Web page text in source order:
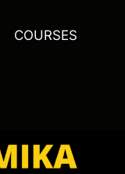
COURSES